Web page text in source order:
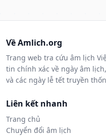
Về Amlich.org
Trang web tra cứu âm lịch
tin chính xác về ngày âm
và các ngày lễ tết truyền
Liên kết nhanh
Trang chủ
Chuyển đổi âm lịch